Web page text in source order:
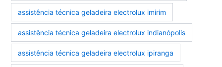
assistência técnica geladeira electrolux imirim
assistência técnica geladeira electrolux indianópolis
assistência técnica geladeira electrolux ipiranga